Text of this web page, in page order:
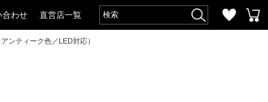
合わせ 直営店一覧
ンティーク色／LED対応）